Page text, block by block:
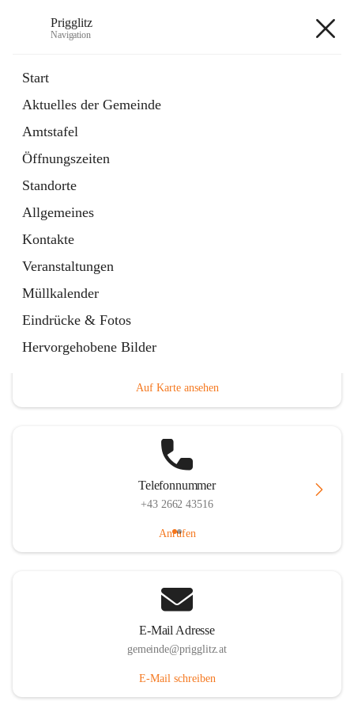
Prigglitz
Navigation
Start
Aktuelles der Gemeinde
Amtstafel
Öffnungszeiten
Standorte
Allgemeines
Kontakte
Veranstaltungen
Müllkalender
Eindrücke & Fotos
Hervorgehobene Bilder
Externe Webseite
in
Tab
Gemeindezeitung
Ordner
öffnet
in
neuem
Tab
Hauptadresse
Auf Karte ansehen
Telefonnummer
+43 2662 43516
Anrufen
E-Mail Adresse
gemeinde@prigglitz.at
E-Mail schreiben